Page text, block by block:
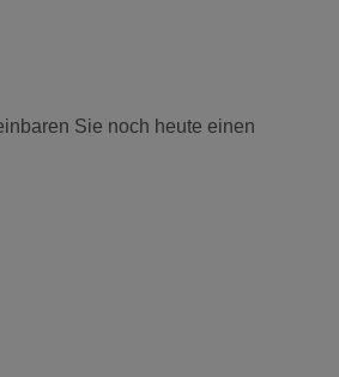
Sie noch heute einen